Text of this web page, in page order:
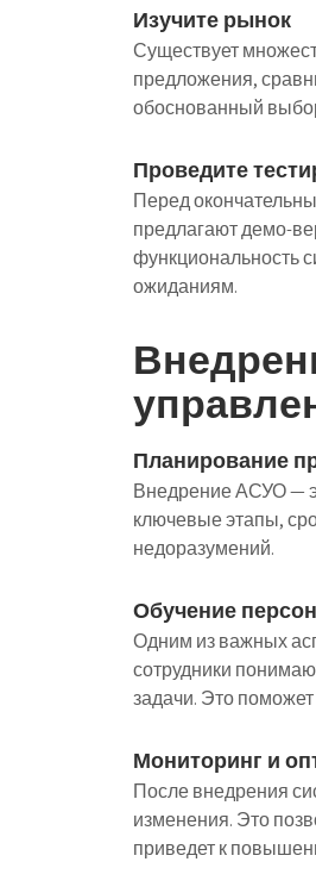
Изучите рынок
Существует
предложения,
обоснованный
Проведите
Перед
предлагают демо-
функциональность
ожиданиям.
Планирование
Внедрение АСУО —
ключевые этапы,
недоразумений.
Обучение
Одним из важных
сотрудники
задачи. Это
Мониторинг и
После внедрения
изменения. Это
приведет к